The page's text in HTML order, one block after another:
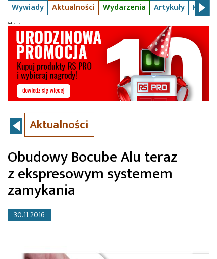
Wywiady Aktualności Wydarzenia Artykuły Kursy
Aktualności
Obudowy Bocube Alu teraz
z ekspresowym systemem
zamykania
30.11.2016